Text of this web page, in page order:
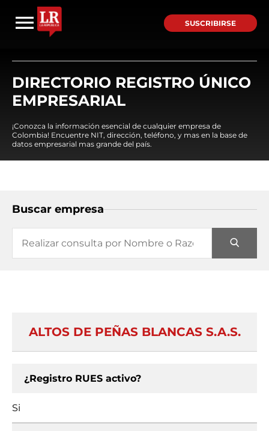
SUSCRIBIRSE
DIRECTORIO REGISTRO ÚNICO
EMPRESARIAL
¡Conozca la información esencial de cualquier empresa de
Colombia! Encuentre NIT, dirección, teléfono, y mas en la base de
datos empresarial mas grande del país.
Buscar empresa
ALTOS DE PEÑAS BLANCAS S.A.S.
¿Registro RUES activo?
Si